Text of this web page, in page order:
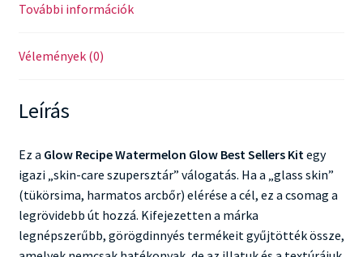
További információk
Vélemények (0)
Leírás
Ez a Glow Recipe Watermelon Glow Best Sellers Kit egy
igazi „skin-care szupersztár” válogatás. Ha a „glass skin”
(tükörsima, harmatos arcbőr) elérése a cél, ez a csomag a
legrövidebb út hozzá. Kifejezetten a márka
legnépszerűbb, görögdinnyés termékeit gyűjtötték össze,